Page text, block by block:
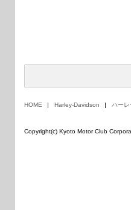
HOME Harley-Davidson ハー
Copyright(c) Kyoto Motor Club